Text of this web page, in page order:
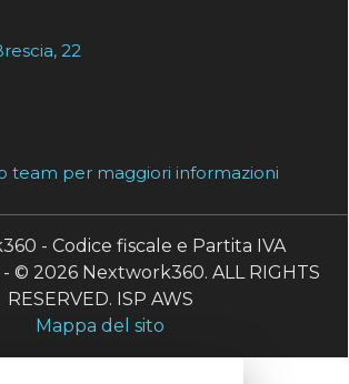
22
team per maggiori informazioni
- Codice fiscale e Partita IVA
© 2026 Nextwork360. ALL RIGHTS
RESERVED. ISP AWS
Mappa del sito